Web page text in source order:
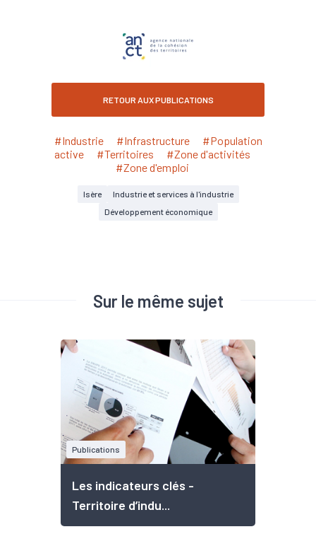
RETOUR AUX PUBLICATIONS
#Industrie #Infrastructure
#Population
active
#Territoires
#Zone d'activités
#Zone d'emploi
Isère
Industrie et services à l'industrie
Développement économique
Sur le même sujet
Publications
Les indicateurs clés -
Territoire d’indu...